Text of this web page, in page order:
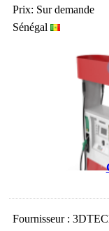
Prix: Sur demande
Sénégal
Fournisseur :